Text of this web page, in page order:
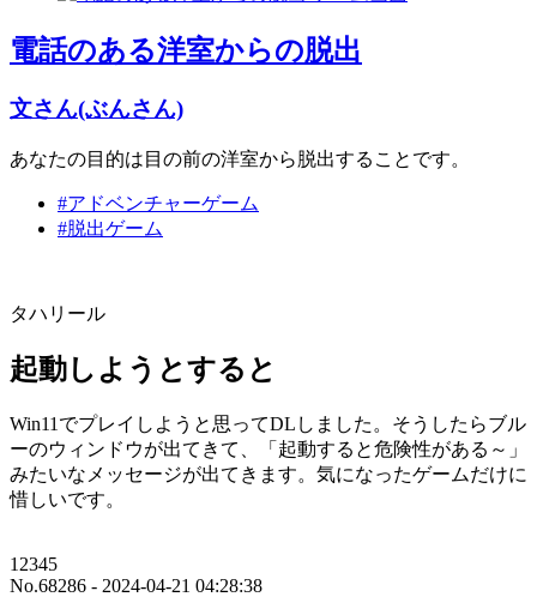
電話のある洋室からの脱出
文さん(ぶんさん)
あなたの目的は目の前の洋室から脱出することです。
#アドベンチャーゲーム
#脱出ゲーム
タハリール
起動しようとすると
Win11でプレイしようと思ってDLしました。そうしたらブル
ーのウィンドウが出てきて、「起動すると危険性がある～」
みたいなメッセージが出てきます。気になったゲームだけに
惜しいです。
12345
No.68286 - 2024-04-21 04:28:38